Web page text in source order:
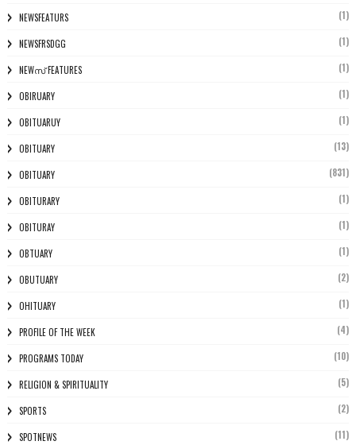
NEWSFEATURS (1)
NEWSFRSDGG (1)
NEWസ് FEATURES (1)
OBIRUARY (1)
OBITUARUY (1)
OBITUARY (13)
OBITUARY (831)
OBITURARY (1)
OBITURAY (1)
OBTUARY (1)
OBUTUARY (2)
OHITUARY (1)
PROFILE OF THE WEEK (4)
PROGRAMS TODAY (10)
RELIGION & SPIRITUALITY (5)
SPORTS (2)
SPOTNEWS (11)